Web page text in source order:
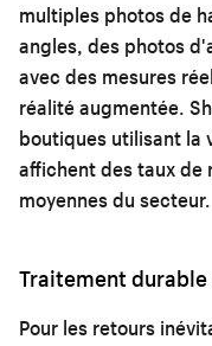
multiples photos de
angles, des photos
avec des mesures
réalité augmentée.
boutiques utilisant la
affichent des taux de
moyennes du secteur.
Traitement
Pour les retours